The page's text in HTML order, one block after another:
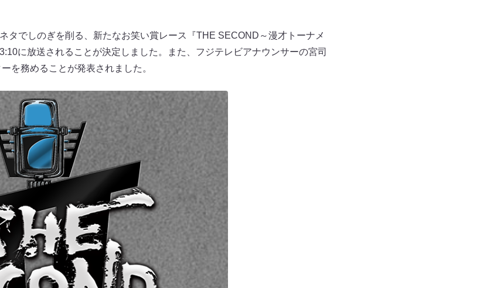
タでしのぎを削る、新たなお笑い賞レース『THE SECOND～漫才トーナメ
に放送されることが決定しました。また、フジテレビアナウンサーの宮司
を務めることが発表されました。